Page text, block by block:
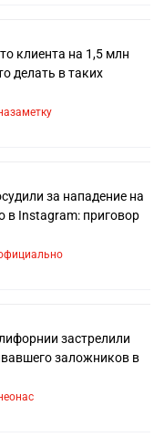
клиента на 1,5 млн
делать в таких
за нападение на
в Instagram: приговор
застрелили
заложников в